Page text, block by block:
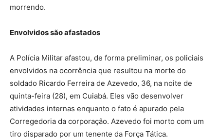
morrendo.
Envolvidos são afastados
A Polícia Militar afastou, de forma preliminar, os policiais
envolvidos na ocorrência que resultou na morte do
soldado Ricardo Ferreira de Azevedo, 36, na noite de
quinta-feira (28), em Cuiabá. Eles vão desenvolver
atividades internas enquanto o fato é apurado pela
Corregedoria da corporação. Azevedo foi morto com um
tiro disparado por um tenente da Força Tática.